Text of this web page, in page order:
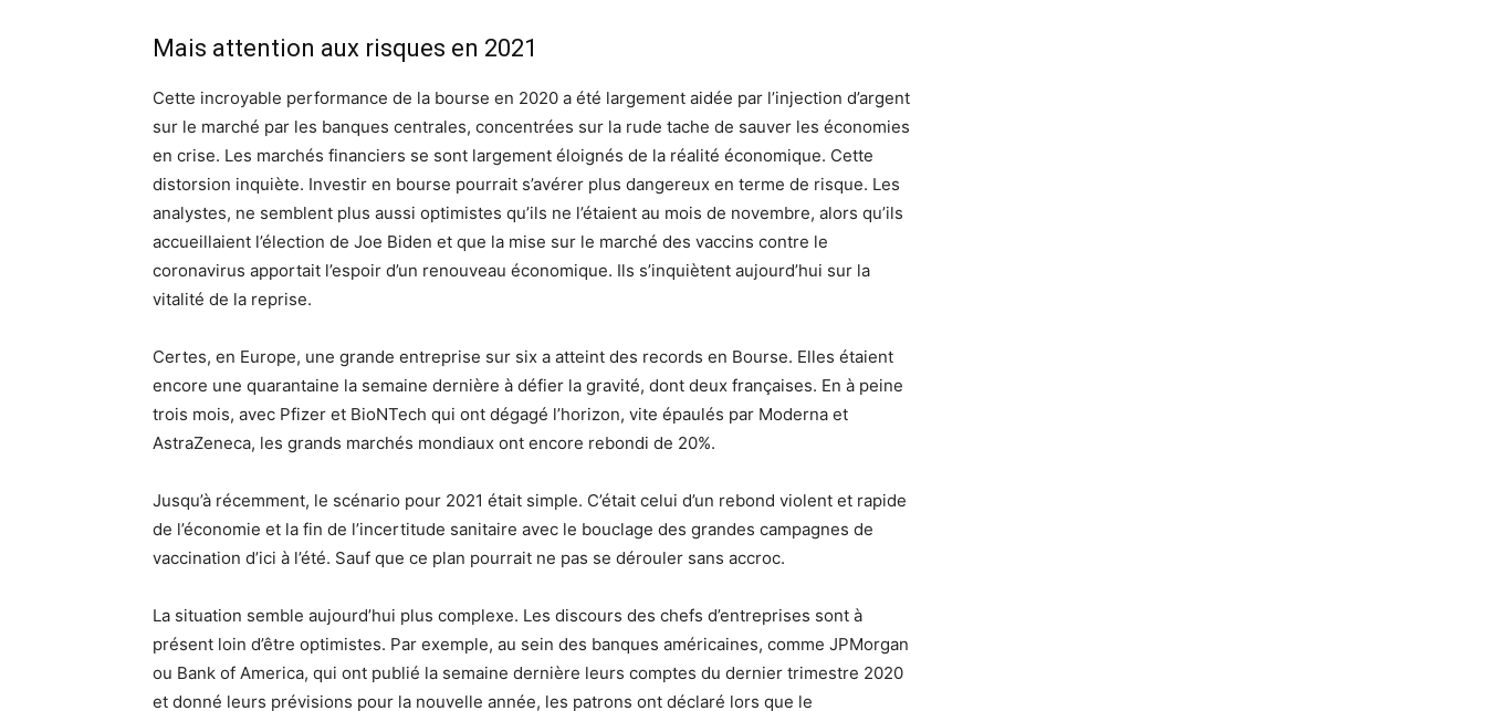
Mais attention aux risques en 2021
Cette incroyable performance de la bourse en 2020 a été largement aidée par l’injection d’argent
sur le marché par les banques centrales, concentrées sur la rude tache de sauver les économies
en crise. Les marchés financiers se sont largement éloignés de la réalité économique. Cette
distorsion inquiète. Investir en bourse pourrait s’avérer plus dangereux en terme de risque. Les
analystes, ne semblent plus aussi optimistes qu’ils ne l’étaient au mois de novembre, alors qu’ils
accueillaient l’élection de Joe Biden et que la mise sur le marché des vaccins contre le
coronavirus apportait l’espoir d’un renouveau économique. Ils s’inquiètent aujourd’hui sur la
vitalité de la reprise.
Certes, en Europe, une grande entreprise sur six a atteint des records en Bourse. Elles étaient
encore une quarantaine la semaine dernière à défier la gravité, dont deux françaises. En à peine
trois mois, avec Pfizer et BioNTech qui ont dégagé l’horizon, vite épaulés par Moderna et
AstraZeneca, les grands marchés mondiaux ont encore rebondi de 20%.
Jusqu’à récemment, le scénario pour 2021 était simple. C’était celui d’un rebond violent et rapide
de l’économie et la fin de l’incertitude sanitaire avec le bouclage des grandes campagnes de
vaccination d’ici à l’été. Sauf que ce plan pourrait ne pas se dérouler sans accroc.
La situation semble aujourd’hui plus complexe. Les discours des chefs d’entreprises sont à
présent loin d’être optimistes. Par exemple, au sein des banques américaines, comme JPMorgan
ou Bank of America, qui ont publié la semaine dernière leurs comptes du dernier trimestre 2020
et donné leurs prévisions pour la nouvelle année, les patrons ont déclaré lors que le